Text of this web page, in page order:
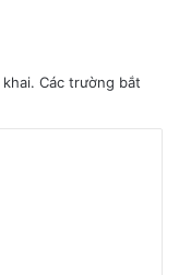
bản nâng cấp của
nối 5G và vi xử lý
mới với camera
Các trường bắt